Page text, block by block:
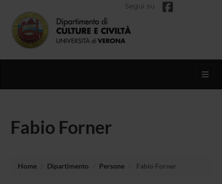
Segui su
Fabio Forner
Home Dipartimento Persone Fabio Forner